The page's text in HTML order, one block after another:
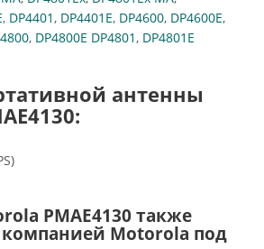
, DP4401, DP4401E, DP4600, DP4600E,
, DP4800E DP4801, DP4801E
антенны
PMAE4130 также
Motorola под